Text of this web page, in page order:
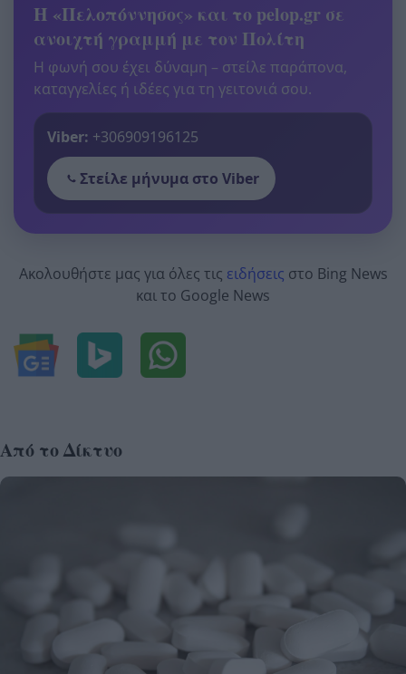
Η «Πελοπόννησος» και το pelop.gr σε
ανοιχτή γραμμή με τον Πολίτη
Η φωνή σου έχει δύναμη – στείλε παράπονα,
καταγγελίες ή ιδέες για τη γειτονιά σου.
Viber: +306909196125
Στείλε μήνυμα στο Viber
Ακολουθήστε μας για όλες τις ειδήσεις στο Bing News
και το Google News
Από το Δίκτυο